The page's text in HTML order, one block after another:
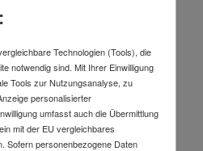
LS-Schalter 4-polig, 10kA
1 Arbeitstag
€
Technologien (Tools), die
notwendig sind. Mit Ihrer Einwilligung
Tools zur Nutzungsanalyse, zu
personalisierter
umfasst auch die Übermittlung
mit der EU vergleichbares
Sofern personenbezogene Daten